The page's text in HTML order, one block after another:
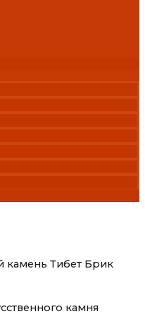
камень Тибет Брик
камня